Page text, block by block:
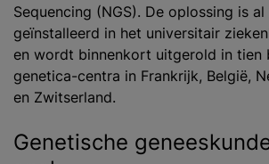
Sequencing (NGS). De oplossing is
geïnstalleerd in het universitair
en wordt binnenkort uitgerold in tien
genetica-centra in Frankrijk, België,
en Zwitserland.
Genetische